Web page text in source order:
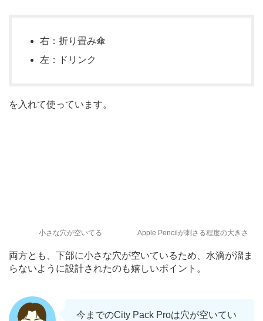
右：折り畳み傘
左：ドリンク
を入れて使っています。
小さな穴が空いてる Apple Pencilが刺さる程度の大きさ
両方とも、下部に小さな穴が空いているため、水滴が溜ま
らないように設計されたのも嬉しいポイント。
今までのCity Pack Proは穴が空いてい